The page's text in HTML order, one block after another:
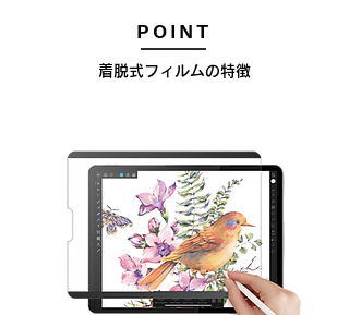
POINT
​着脱式フィルムの特徴